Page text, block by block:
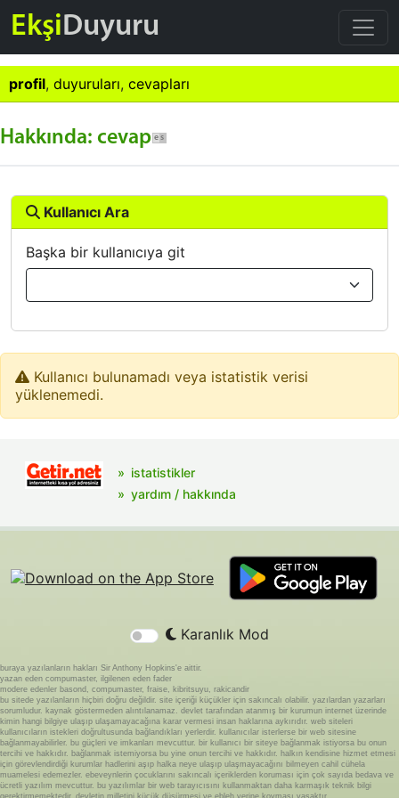
EkşiDuyuru
profil, duyuruları, cevapları
Hakkında: cevap
Kullanıcı Ara
Başka bir kullanıcıya git
Kullanıcı bulunamadı veya istatistik verisi
yüklenemedi.
istatistikler
yardım / hakkında
Karanlık Mod
buraya yazılanların hakları Sir Anthony Hopkins'e aittir.
yazan eden compumaster, ilgilenen eden fader
modere edenler basond, compumaster, fraise, kibritsuyu, rakicandir
bu sitede yazılanların hiçbiri doğru değildir. site içeriği küçükler için sakıncalı olabilir. yazılardan yazarları
sorumludur. kaynak göstermeden alıntılanamaz. devlet tarafından atanmış bir kurumun internet üzerinde
kimin hangi bilgiye ulaşıp ulaşamayacağına karar vermesi insan haklarına aykırıdır. web siteleri
kullanıcıların istekleri doğrultusunda bağlandıkları yerlerdir. kullanıcılar isterlerse bir web sitesine
bağlanmayabilirler. bu güçleri ve imkanları mevcuttur. bir kullanıcı bir siteye bağlanmak istiyorsa bu onun
tercihi ve hakkıdır. bağlanmak istemiyorsa bu yine onun tercihi ve hakkıdır. halkın kendisine hizmet etmesi
için görevlendirdiği kurumlar hadlerini aşıp halka neye ulaşıp ulaşmayacağını bilmeyen cahil cühela
muamelesi edemezler. ebeveynlerin çocuklarını sakıncalı içeriklerden koruması için çok sayıda bedava ve
ücretli yazılım mevcuttur. bu yazılımlar bir web tarayıcısını kullanmaktan daha karmaşık teknik bilgi
gerektirmemektedir. devletin milletini küçük düşürmesi ve ebleh yerine koyması yasaktır.